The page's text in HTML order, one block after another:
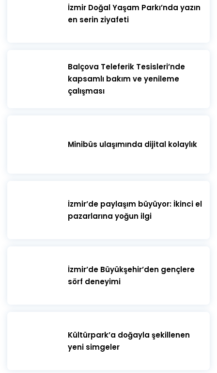
İzmir Doğal Yaşam Parkı’nda yazın
en serin ziyafeti
​Balçova Teleferik Tesisleri’nde
kapsamlı bakım ve yenileme
çalışması
Minibüs ulaşımında dijital kolaylık
İzmir’de paylaşım büyüyor: İkinci el
pazarlarına yoğun ilgi
İzmir’de Büyükşehir’den gençlere
sörf deneyimi
Kültürpark’a doğayla şekillenen
yeni simgeler